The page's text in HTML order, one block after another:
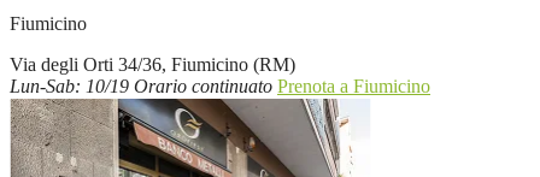
Fiumicino
Via degli Orti 34/36, Fiumicino (RM)
Lun-Sab: 10/19 Orario continuato Prenota a Fiumicino